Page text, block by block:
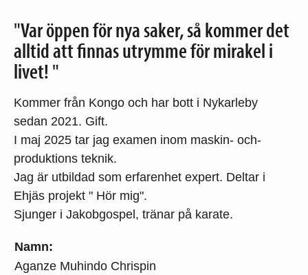
Namn:
Aganze Muhindo Chrispin
"Var öppen för nya saker, så kommer det
alltid att finnas utrymme för mirakel i
livet! "
Kommer från Kongo och har bott i Nykarleby
sedan 2021. Gift.
I maj 2025 tar jag examen inom maskin- och-
produktions teknik.
Jag är utbildad som erfarenhet expert. Deltar i
Ehjäs projekt " Hör mig".
Sjunger i Jakobgospel, tränar på karate.